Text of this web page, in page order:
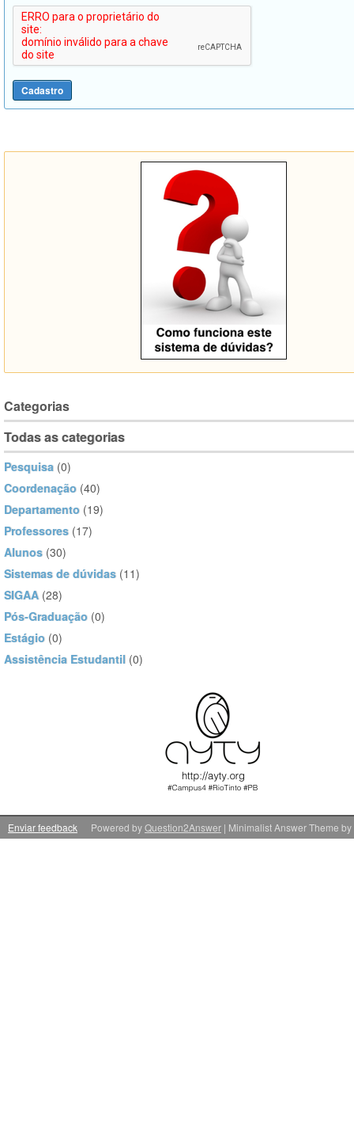
Categorias
Todas as categorias
Pesquisa (0)
Coordenação (40)
Departamento (19)
Professores (17)
Alunos (30)
Sistemas de dúvidas (11)
SIGAA (28)
Pós-Graduação (0)
Estágio (0)
Assistência Estudantil (0)
Enviar feedback | Minimalist Answer Theme by
Powered byQuestion2Answer